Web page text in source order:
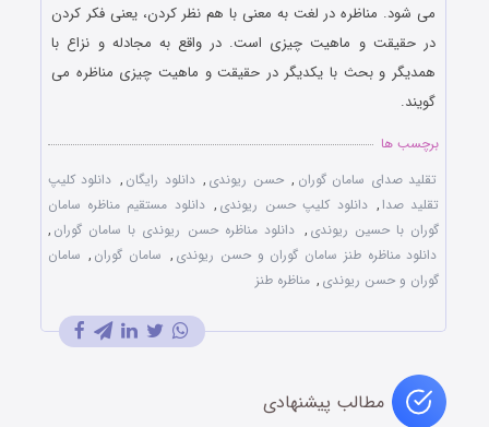
می‌ شود. مناظره در لغت به معنی با هم نظر کردن، یعنی فکر کردن
در حقیقت و ماهیت چیزی است. در واقع به مجادله و نزاع با
همدیگر و بحث با یکدیگر در حقیقت و ماهیت چیزی مناظره می
گویند.
برچسب ها
تقلید صدای سامان گوران , حسن ریوندی , دانلود رایگان , دانلود کلیپ
تقلید صدا, دانلود کلیپ حسن ریوندی , دانلود مستقیم مناظره سامان
گوران با حسین ریوندی , دانلود مناظره حسن ریوندی با سامان گوران ,
دانلود مناظره طنز سامان گوران و حسن ریوندی , سامان گوران , سامان
گوران و حسن ریوندی , مناظره طنز
مطالب پیشنهادی